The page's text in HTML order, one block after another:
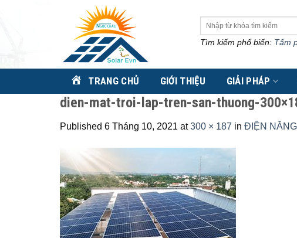
kiếm:
Tìm kiếm phổ biến: Tấm
TRANG CHỦ GIỚI THIỆU GIẢI PHÁP
dien-mat-troi-lap-tren-san-thuong-
Published 6 Tháng 10, 2021 at300 × 187 in ĐIỆN